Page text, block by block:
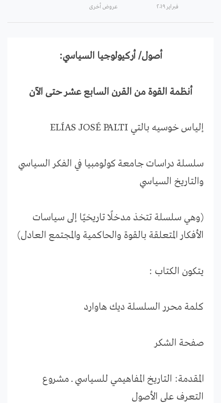
فبراير ۲۰۱۹
عروض أخرى
أصول/ أركيولوجيا السياسي:
أنظمة القوة من القرن السابع عشر حتى الآن
إلياس خوسيه بالتي ELÍAS JOSÉ PALTI
سلسلة دراسات جامعة كولومبيا في الفكر السياسي
والتاريخ السياسي
(وهي سلسلة تتخذ مدخلًا تاريخيًا إلى سياسات
الأفكار المتعلقة بالقوة والحاكمية والمجتمع العادل)
يتكون الكتاب :
كلمة محرر السلسلة ديك هاوارد
صفحة الشكر
المقدمة: التاريخ المفاهيمي للسياسي ــ مشروع
التعرف على الأصول